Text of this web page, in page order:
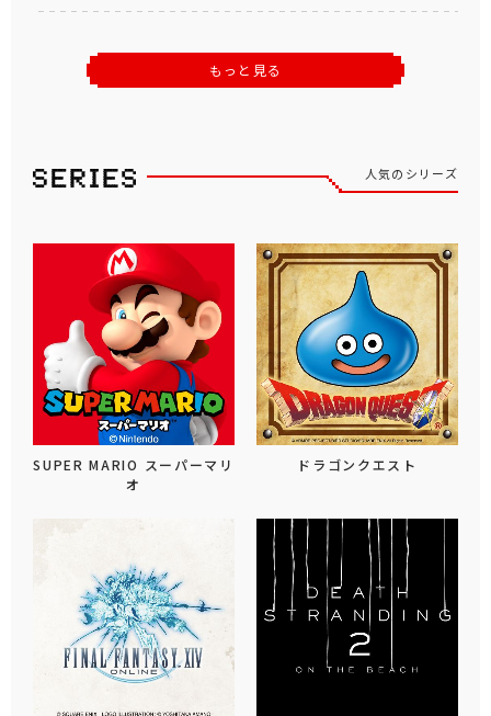
もっと見る
人気のシリーズ
SUPER MARIO スーパーマリ
オ
ドラゴンクエスト